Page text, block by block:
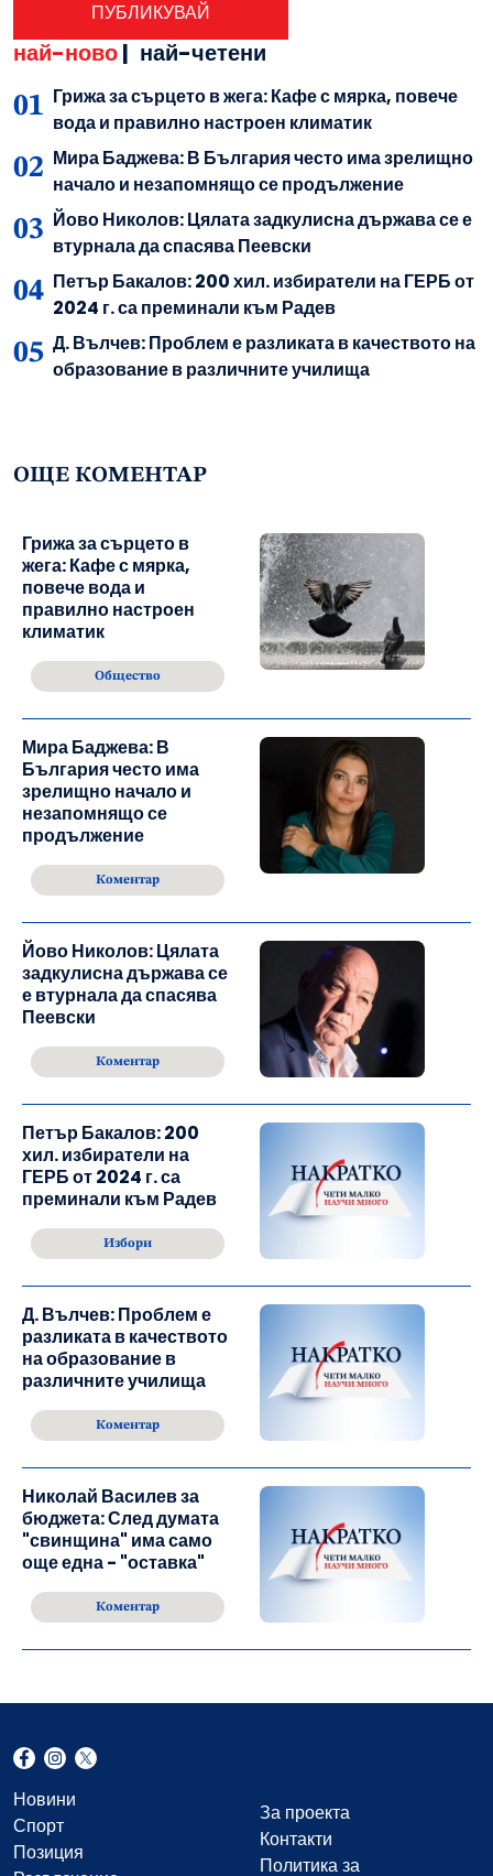
най-ново| най-четени
Грижа за сърцето в жега: Кафе с мярка, повече
вода и правилно настроен климатик
Мира Баджева: В България често има зрелищно
начало и незапомнящо се продължение
Йово Николов: Цялата задкулисна държава се е
втурнала да спасява Пеевски
Петър Бакалов: 200 хил. избиратели на ГЕРБ от
2024 г. са преминали към Радев
Д. Вълчев: Проблем е разликата в качеството на
образование в различните училища
ОЩЕ КОМЕНТАР
Грижа за сърцето в
жега: Кафе с мярка,
повече вода и
правилно настроен
климатик
Общество
Мира Баджева: В
България често има
зрелищно начало и
незапомнящо се
продължение
Коментар
Йово Николов: Цялата
задкулисна държава се
е втурнала да спасява
Пеевски
Коментар
Петър Бакалов: 200
хил. избиратели на
ГЕРБ от 2024 г. са
преминали към Радев
Избори
Д. Вълчев: Проблем е
разликата в качеството
на образование в
различните училища
Коментар
Николай Василев за
бюджета: След думата
"свинщина" има само
още една - "оставка"
Коментар
Новини
Спорт
Позиция
За проекта
Контакти
Политика за